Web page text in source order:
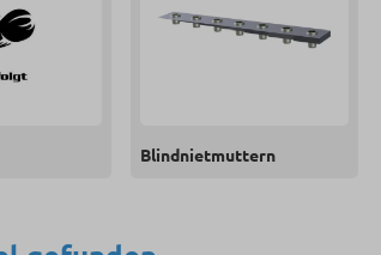
Blindnietmuttern